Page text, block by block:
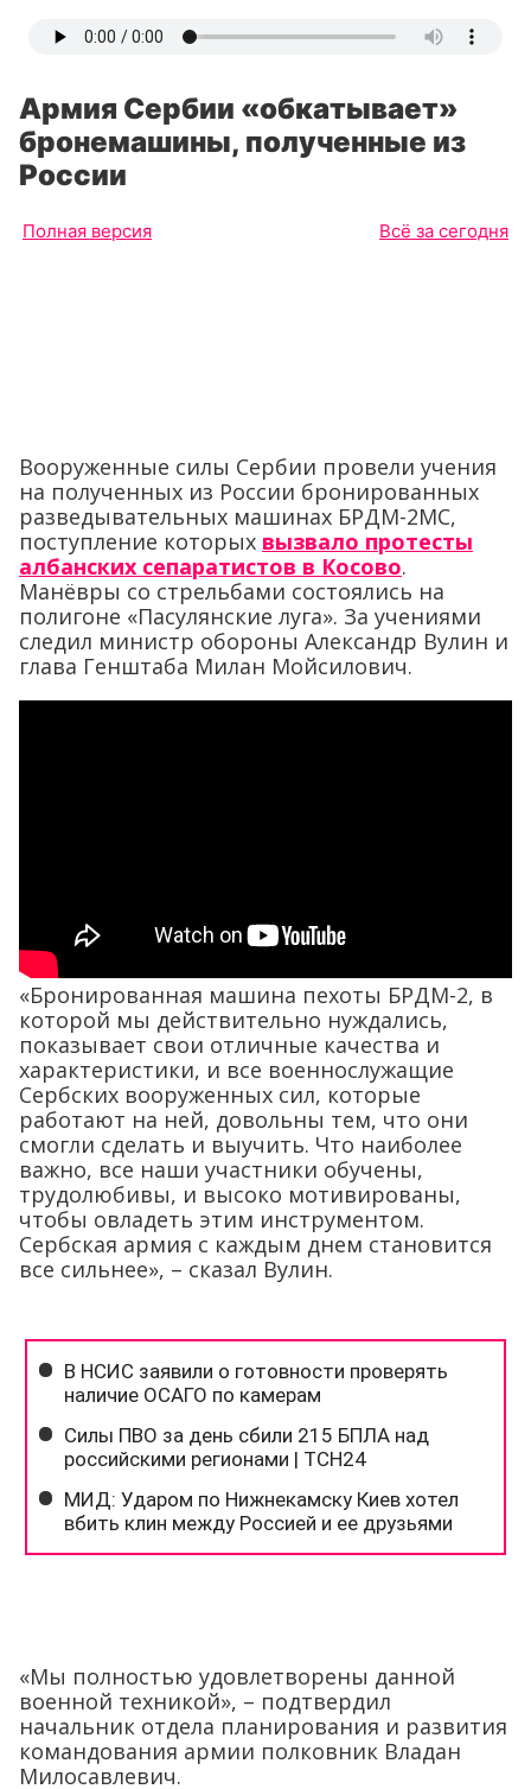
Армия Сербии «обкатывает»
бронемашины, полученные из
России
Полная версия Всё за сегодня
Вооруженные силы Сербии провели учения
на полученных из России бронированных
разведывательных машинах БРДМ-2МС,
поступление которых вызвало протесты
албанских сепаратистов в Косово.
Манёвры со стрельбами состоялись на
полигоне «Пасулянские луга». За учениями
следил министр обороны Александр Вулин и
глава Генштаба Милан Мойсилович.
«Бронированная машина пехоты БРДМ-2, в
которой мы действительно нуждались,
показывает свои отличные качества и
характеристики, и все военнослужащие
Сербских вооруженных сил, которые
работают на ней, довольны тем, что они
смогли сделать и выучить. Что наиболее
важно, все наши участники обучены,
трудолюбивы, и высоко мотивированы,
чтобы овладеть этим инструментом.
Сербская армия с каждым днем ​​становится
все сильнее», – сказал Вулин.
«Мы полностью удовлетворены данной
военной техникой», – подтвердил
начальник отдела планирования и развития
командования армии полковник Владан
Милосавлевич.